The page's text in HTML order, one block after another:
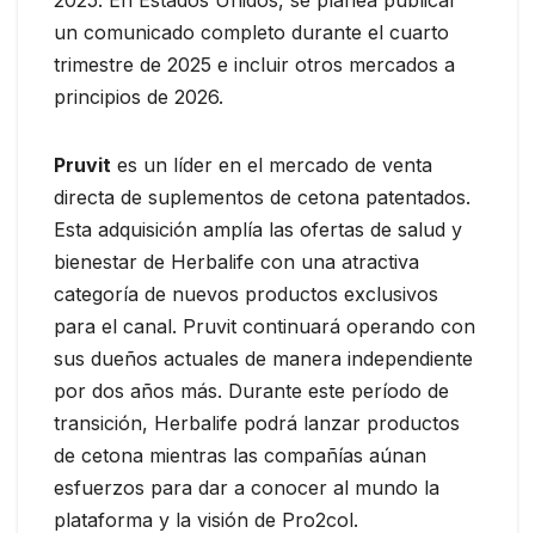
un comunicado completo durante el cuarto
trimestre de 2025 e incluir otros mercados a
principios de 2026.
Pruvit es un líder en el mercado de venta
directa de suplementos de cetona patentados.
Esta adquisición amplía las ofertas de salud y
bienestar de Herbalife con una atractiva
categoría de nuevos productos exclusivos
para el canal. Pruvit continuará operando con
sus dueños actuales de manera independiente
por dos años más. Durante este período de
transición, Herbalife podrá lanzar productos
de cetona mientras las compañías aúnan
esfuerzos para dar a conocer al mundo la
plataforma y la visión de Pro2col.